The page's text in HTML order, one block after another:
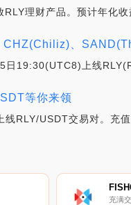
理财产品。预计年化收
CHZ(Chiliz)、
日19:30(UTC8)上线
等你来领
RLY/USDT交易对。充
充满